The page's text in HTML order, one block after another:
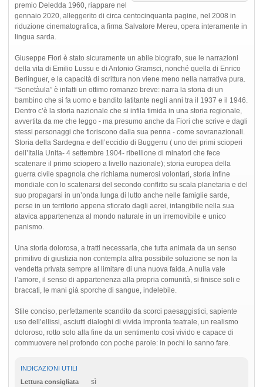
premio Deledda 1960, riappare nel
gennaio 2020, alleggerito di circa centocinquanta pagine, nel 2008 in
riduzione cinematografica, a firma Salvatore Mereu, opera interamente in
lingua sarda.
Giuseppe Fiori è stato sicuramente un abile biografo, sue le narrazioni
della vita di Emilio Lussu e di Antonio Gramsci, nonché quella di Enrico
Berlinguer, e la capacità di scrittura non viene meno nella narrativa pura.
“Sonetàula” è infatti un ottimo romanzo breve: narra la storia di un
bambino che si fa uomo e bandito latitante negli anni tra il 1937 e il 1946.
Dentro c’è la storia nazionale che si infila timida in una storia regionale,
avvertita da me che leggo - ma presumo anche da Fiori che scrive e dagli
stessi personaggi che fioriscono dalla sua penna - come sovranazionali.
Storia della Sardegna e dell’eccidio di Buggerru ( uno dei primi scioperi
dell’Italia Unita- 4 settembre 1904- ribellione di minatori che fece
scatenare il primo sciopero a livello nazionale); storia europea della
guerra civile spagnola che richiama numerosi volontari, storia infine
mondiale con lo scatenarsi del secondo conflitto su scala planetaria e del
suo propagarsi in un’onda lunga di lutto anche nelle famiglie sarde,
perse in un territorio appena sfiorato dagli aerei, intangibile nella sua
atavica appartenenza al mondo naturale in un irremovibile e unico
panismo.
Una storia dolorosa, a tratti necessaria, che tutta animata da un senso
primitivo di giustizia non contempla altra possibile soluzione se non la
vendetta privata sempre al limitare di una nuova faida. A nulla vale
l’amore, il senso di appartenenza alla propria comunità, si finisce soli e
braccati, le mani già sporche di sangue, indelebile.
Stile conciso, perfettamente scandito da scorci paesaggistici, sapiente
uso dell’ellissi, asciutti dialoghi di vivida impronta teatrale, un realismo
doloroso, rotto solo alla fine da un sentimento così vivido e capace di
commuovere nel profondo con poche parole: in pochi lo sanno fare.
INDICAZIONI UTILI
Lettura consigliata
sì